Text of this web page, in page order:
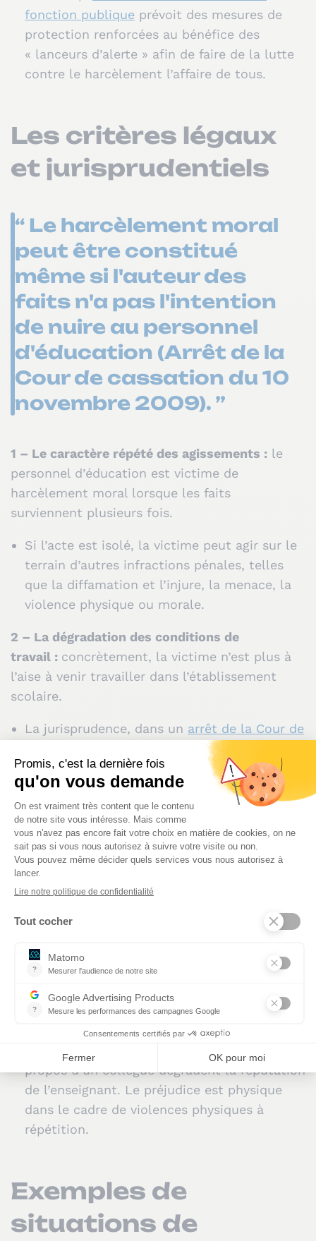
fonction publique prévoit des mesures de
protection renforcées au bénéfice des
« lanceurs d’alerte » afin de faire de la lutte
contre le harcèlement l’affaire de tous.
Les critères légaux
et jurisprudentiels
“ Le harcèlement moral
peut être constitué
même si l'auteur des
faits n'a pas l'intention
de nuire au personnel
d'éducation (Arrêt de la
Cour de cassation du 10
novembre 2009). ”
1 – Le caractère répété des agissements : le
personnel d’éducation est victime de
harcèlement moral lorsque les faits
surviennent plusieurs fois.
Si l’acte est isolé, la victime peut agir sur le
terrain d’autres infractions pénales, telles
que la diffamation et l’injure, la menace, la
violence physique ou morale.
2 – La dégradation des conditions de
travail : concrètement, la victime n’est plus à
l’aise à venir travailler dans l’établissement
scolaire.
La jurisprudence, dans un arrêt de la Cour de
cassation du 10 novembre 2009, affirme que
l’élément intentionnel n’importe pas : le
harcèlement moral peut être constitué
même si l’auteur des faits n’a pas l’intention
de nuire au personnel d’éducation.
3 – Une atteinte aux droits, à la dignité, à la
santé physique ou mentale ou à l’avenir
professionnel :le harcèlement moral est
caractérisé quelle que soit la nature du
Le préjudice peut être d’ordre matériel : la
perte des opportunités d’évolution dans sa
carrière ou la privation systématique
d’équipements requis, etc. Le préjudice
moral est constitué, par exemple, lorsque les
propos d’un collègue dégradent la réputation
de l’enseignant. Le préjudice est physique
dans le cadre de violences physiques à
répétition.
Exemples de
situations de